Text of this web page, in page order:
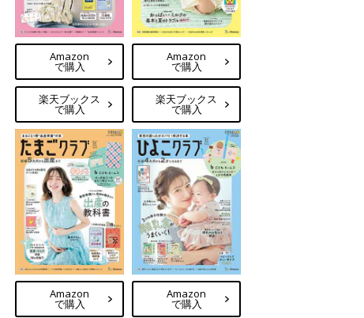
Amazon
で購入
楽天ブックス
で購入
Amazon
で購入
楽天ブックス
で購入
Amazon
で購入
Amazon
で購入